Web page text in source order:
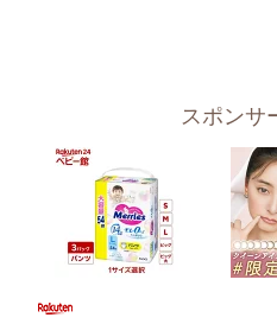
スポンサ